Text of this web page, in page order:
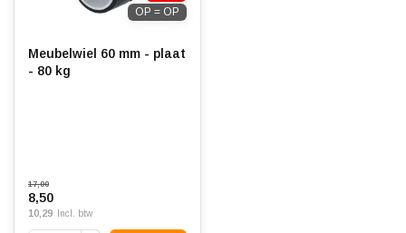
OP = OP
Meubelwiel 60 mm - plaat
- 80 kg
17,00
8,50
10,29 Incl. btw